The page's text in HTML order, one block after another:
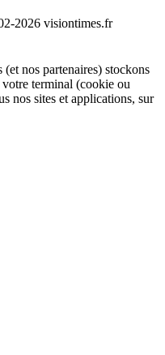
2026 visiontimes.fr
nos partenaires) stockons
terminal (cookie ou
nos sites et applications, sur